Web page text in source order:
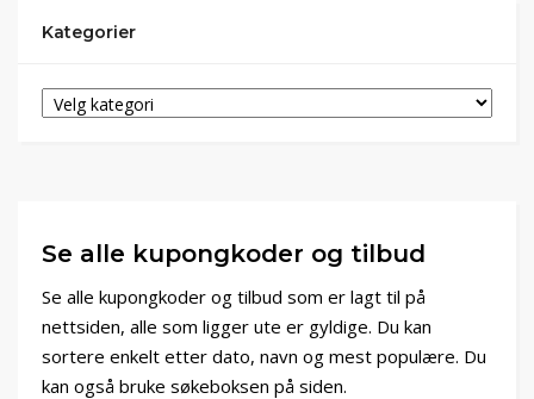
Kategorier
Se alle kupongkoder og tilbud
Se alle kupongkoder og tilbud som er lagt til på
nettsiden, alle som ligger ute er gyldige. Du kan
sortere enkelt etter dato, navn og mest populære. Du
kan også bruke søkeboksen på siden.